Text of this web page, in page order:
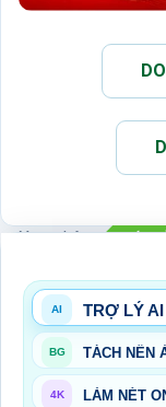
Xem thêm:
AI TRỢ LÝ AI
BG TÁCH NỀN
4K LÀM NÉT